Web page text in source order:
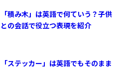
「積み木」は英語で何ていう？子供
との会話で役立つ表現を紹介
「ステッカー」は英語でもそのまま